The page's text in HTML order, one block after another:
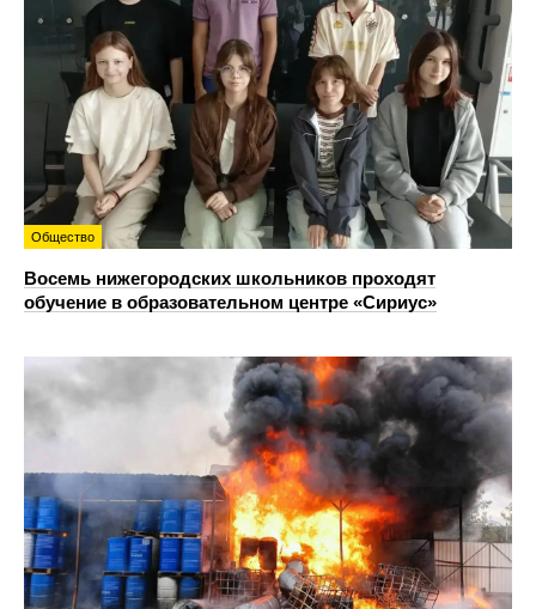
Общество
Восемь нижегородских школьников проходят
обучение в образовательном центре «Сириус»